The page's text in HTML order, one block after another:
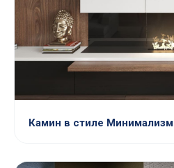
Камин в стиле Минимализм